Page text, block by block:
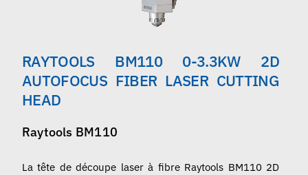
Français
RAYTOOLS BM110 0-3.3KW 2D
AUTOFOCUS FIBER LASER CUTTING
HEAD
Raytools BM110
La tête de découpe laser à fibre Raytools BM110 2D